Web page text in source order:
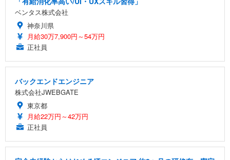
ベンタス株式会社
神奈川県
月給30万7,900円～54万円
正社員
バックエンドエンジニア
株式会社JWEBGATE
東京都
月給22万円～42万円
正社員